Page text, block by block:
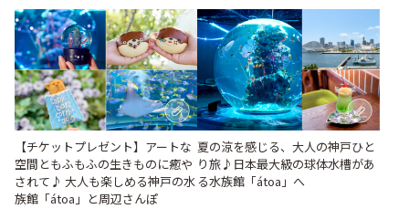
【チケットプレゼント】アートな
空間ともふもふの生きものに癒や
されて♪ 大人も楽しめる神戸の水
族館「átoa」と周辺さんぽ
夏の涼を感じる、大人の神戸ひと
り旅♪日本最大級の球体水槽があ
る水族館「átoa」へ